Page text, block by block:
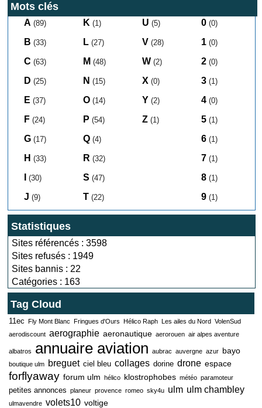
Mots clés
A (89)
B (33)
C (63)
D (25)
E (37)
F (24)
G (17)
H (33)
(30)
J (9)
K (1)
L (27)
M (48)
N (15)
O (14)
P (54)
Q (4)
R (32)
S (47)
T (22)
U (5)
V (28)
W (2)
X (0)
Y (2)
Z (1)
0 (0)
1 (0)
2 (0)
3 (1)
4 (0)
5 (1)
6 (1)
7 (1)
8 (1)
9 (1)
Statistiques
Sites référencés : 3598
Sites refusés : 1949
Sites bannis : 22
Catégories : 163
Tag Cloud
11ec Fly Mont Blanc Fringues d'Ours Hélico Raph Les ailes du Nord VolenSud
aerodiscount aerographie aeronautique aerorouen air alpes aventure
albatros annuaire aviation aubrac auvergne azur bayo
boutique ulm breguet ciel bleu collages dorine drone espace
forflyaway forum ulm hélico klostrophobes météo paramoteur
petites annonces planeur provence romeo sky4u ulm ulm chambley
ulmavendre volets10 voltige